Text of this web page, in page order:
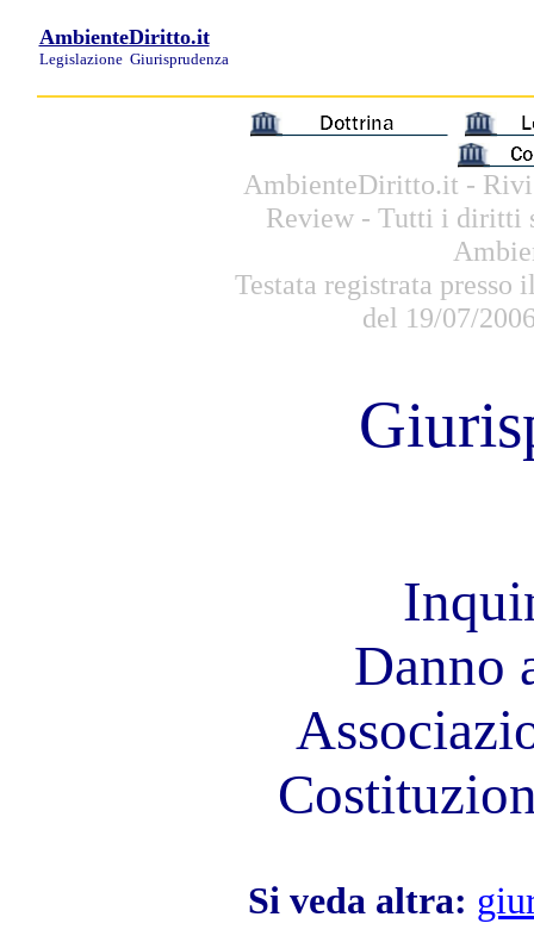
AmbienteDiritto.it
Legislazione Giurisprudenza
AmbienteDiritto.it -
Review - Tutti i diritti
Testata registrata
del 19/07/
Danno
Si veda altra: